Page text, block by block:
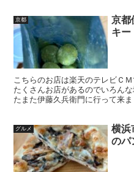
京都
京都
キ
こちらのお店は楽天のテレビＣ
たくさんお店があるのでいろん
たまた伊藤久兵衛門に行って来
グルメ
横浜
のパ